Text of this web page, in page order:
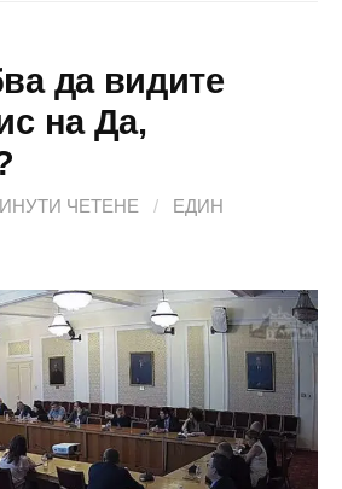
да видите
на Да,
ЧЕТЕНЕ /
ЕДИН